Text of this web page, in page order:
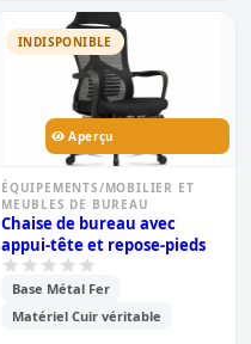
INDISPONIBLE
Aperçu
ÉQUIPEMENTS/MOBILIER ET
MEUBLES DE BUREAU
Chaise de bureau avec
appui-tête et repose-pieds
Base Métal Fer
Matériel Cuir véritable